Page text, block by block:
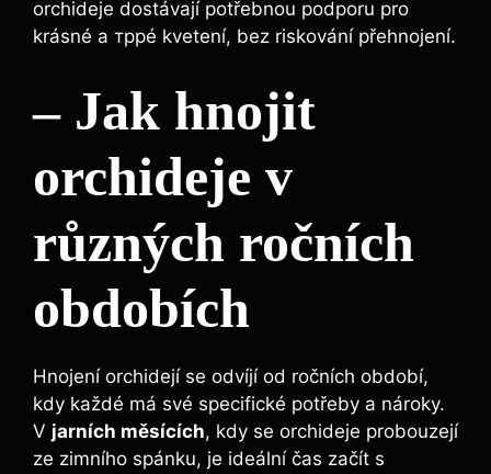
orchideje dostávají potřebnou ⁢podporu pro
krásné a трpé ‌kvetení, ⁤bez riskování přehnojení.
– Jak hnojit
orchideje‌ v
různých ročních
obdobích
Hnojení orchidejí ⁣se odvíjí od ročních období,
kdy každé ‌má ⁤své specifické‌ potřeby a nároky.
V‍ jarních měsících, kdy ‌se orchideje⁢ probouzejí
ze zimního spánku, je ideální čas začít⁣ s